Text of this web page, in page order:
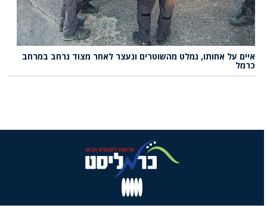
איים על אחותו, נמלט מהשוטרים ונעצר לאחר מצוד נרחב במרחב
כרמל